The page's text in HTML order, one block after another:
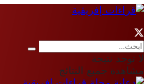
لا توجد نتيجة
مشاهدة جميع النتائج